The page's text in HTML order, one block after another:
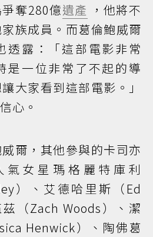
奪280億遺產 ，他將不
族成員。而葛倫鮑威爾
透露：「這部電影非常
是一位非常了不起的導
大家看到這部電影。」
心。
爾，其他參與的卡司亦
氣女星瑪格麗特庫利
）、艾德哈里斯（Ed
（Zach Woods）、潔
Henwick）、陶佛葛